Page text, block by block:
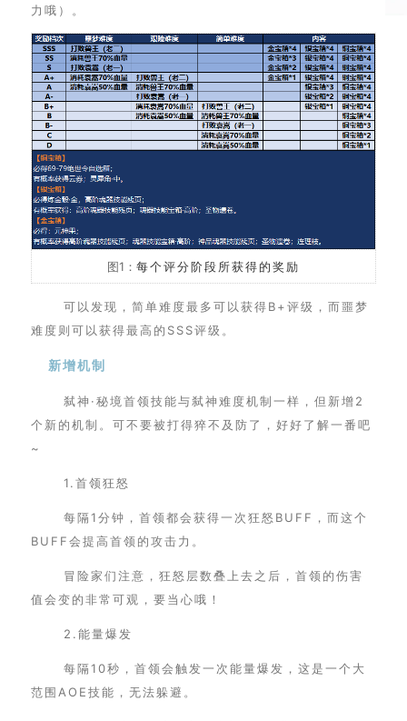
力哦）。
图1： 每个评分阶段所获得的奖励
可以发现，简单难度最多可以获得B+评级，而噩梦
难度则可以获得最高的SSS评级。
新增机制
弑神·秘境首领技能与弑神难度机制一样，但新增2
个新的机制。可不要被打得猝不及防了，好好了解一番吧
~
1.首领狂怒
每隔1分钟，首领都会获得一次狂怒BUFF，而这个
BUFF会提高首领的攻击力。
冒险家们注意，狂怒层数叠上去之后，首领的伤害
值会变的非常可观，要当心哦！
2.能量爆发
每隔10秒，首领会触发一次能量爆发，这是一个大
范围AOE技能，无法躲避。